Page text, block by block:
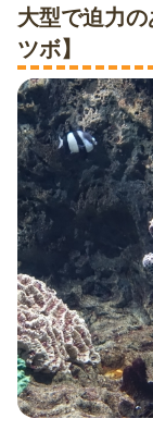
大型で迫力
ツボ】